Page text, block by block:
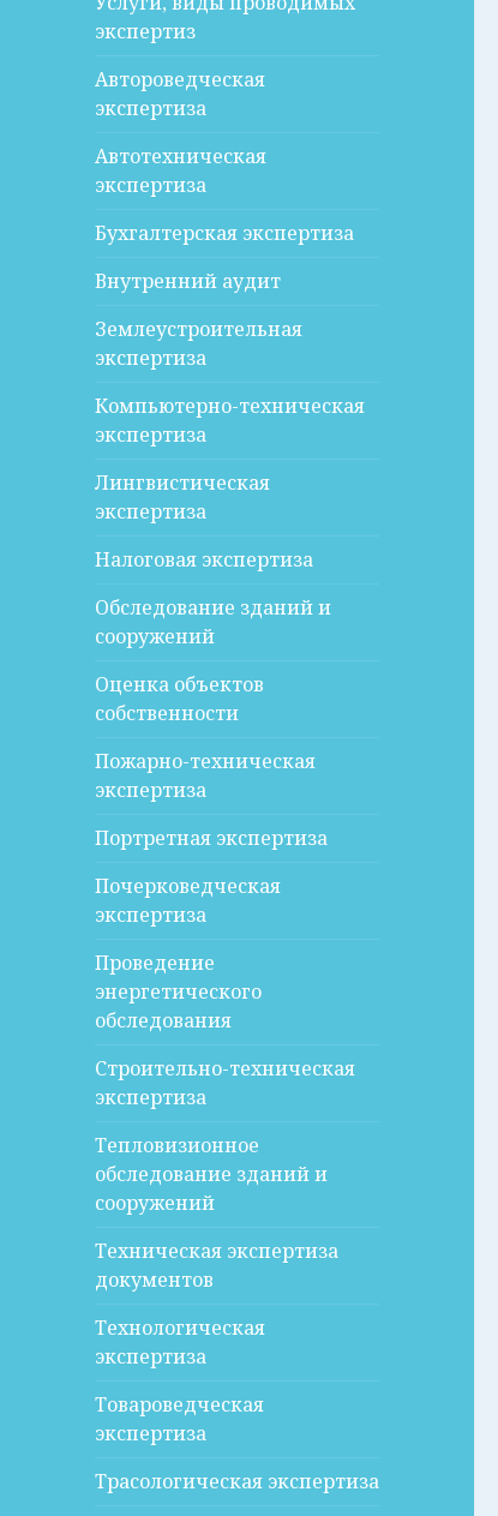
экспертиз
Автороведческая
экспертиза
Автотехническая
экспертиза
Бухгалтерская экспертиза
Внутренний аудит
Землеустроительная
экспертиза
Компьютерно-техническая
экспертиза
Лингвистическая
экспертиза
Налоговая экспертиза
Обследование зданий и
сооружений
Оценка объектов
собственности
Пожарно-техническая
экспертиза
Портретная экспертиза
Почерковедческая
экспертиза
Проведение
энергетического
обследования
Строительно-техническая
экспертиза
Тепловизионное
обследование зданий и
сооружений
Техническая экспертиза
документов
Технологическая
экспертиза
Товароведческая
экспертиза
Трасологическая экспертиза